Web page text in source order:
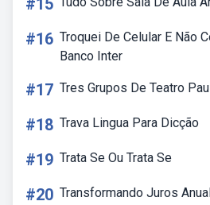
#15
#16 Troquei De Celular E Não
Banco Inter
#17 Tres Grupos De Teatro
#18 Trava Lingua Para Dicção
#19 Trata Se Ou Trata Se
#20 Transformando Juros